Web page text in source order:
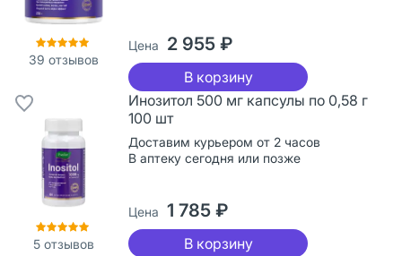
39 отзывов
Цена 2 955 ₽
В корзину
5 отзывов
Инозитол 500 мг капсулы по 0,58 г
100 шт
Доставим курьером от 2 часов
В аптеку сегодня или позже
Цена 1 785 ₽
В корзину